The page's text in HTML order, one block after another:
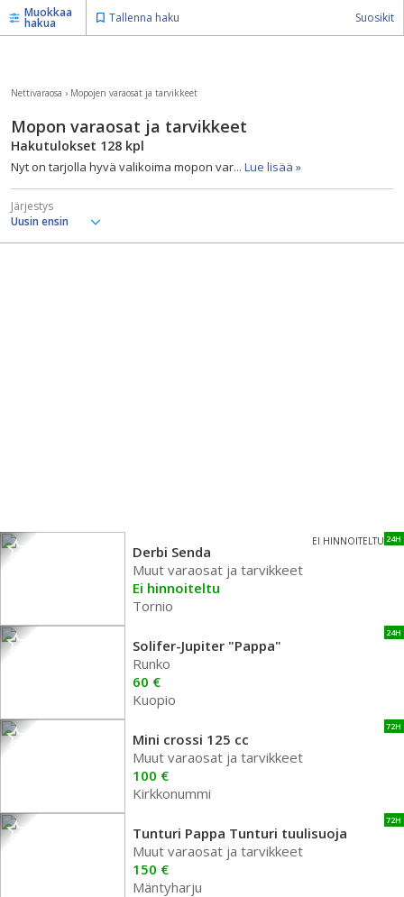
Muokkaa
hakua Tallenna haku Suosikit
Nettivaraosa › Mopojen varaosat ja tarvikkeet
Mopon varaosat ja tarvikkeet
Hakutulokset 128 kpl
Nyt on tarjolla hyvä valikoima mopon var... Lue lisää »
Järjestys
24H
EI HINNOITELTU
Derbi Senda
Muut varaosat ja tarvikkeet
Ei hinnoiteltu
Tornio
24H
Solifer-Jupiter "Pappa"
Runko
60 €
Kuopio
72H
Mini crossi 125 cc
Muut varaosat ja tarvikkeet
100 €
Kirkkonummi
72H
Tunturi Pappa Tunturi tuulisuoja
Muut varaosat ja tarvikkeet
150 €
Mäntyharju